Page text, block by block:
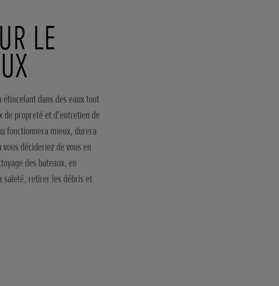
LE
dans des eaux tout
propreté et d’entretien de
fonctionnera mieux, durera
décideriez de vous en
des bateaux, en
saleté, retirer les débris et